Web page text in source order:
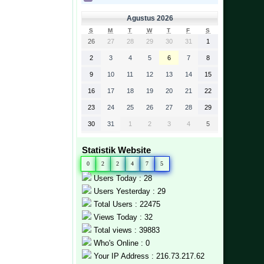
Agustus 2026
S M T W T F S
26 27 28 29 30 31 1
2 3 4 5 6 7 8
9 10 11 12 13 14 15
16 17 18 19 20 21 22
23 24 25 26 27 28 29
30 31 1 2 3 4 5
Statistik Website
0 2 2 4 7 5
Users Today : 28
Users Yesterday : 29
Total Users : 22475
Views Today : 32
Total views : 39883
Who's Online : 0
Your IP Address : 216.73.217.62